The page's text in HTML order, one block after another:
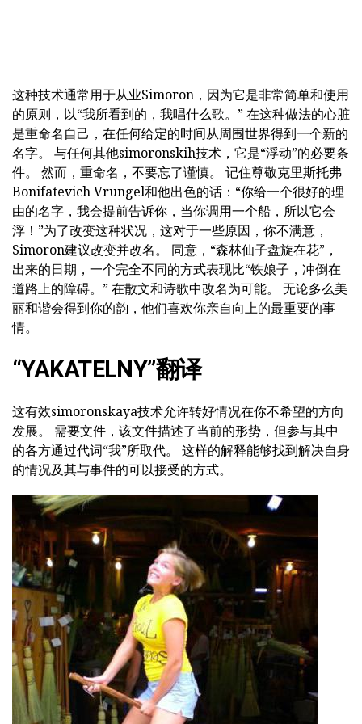
这种技术通常用于从业Simoron，因为它是非常简单和使用
的原则，以“我所看到的，我唱什么歌。” 在这种做法的心脏
是重命名自己，在任何给定的时间从周围世界得到一个新的
名字。 与任何其他simoronskih技术，它是“浮动”的必要条
件。 然而，重命名，不要忘了谨慎。 记住尊敬克里斯托弗
Bonifatevich Vrungel和他出色的话：“你给一个很好的理
由的名字，我会提前告诉你，当你调用一个船，所以它会
浮！”为了改变这种状况，这对于一些原因，你不满意，
Simoron建议改变并改名。 同意，“森林仙子盘旋在花”，
出来的日期，一个完全不同的方式表现比“铁娘子，冲倒在
道路上的障碍。” 在散文和诗歌中改名为可能。 无论多么美
丽和谐会得到你的韵，他们喜欢你亲自向上的最重要的事
情。
“YAKATELNY”翻译
这有效simoronskaya技术允许转好情况在你不希望的方向
发展。 需要文件，该文件描述了当前的形势，但参与其中
的各方通过代词“我”所取代。 这样的解释能够找到解决自身
的情况及其与事件的可以接受的方式。